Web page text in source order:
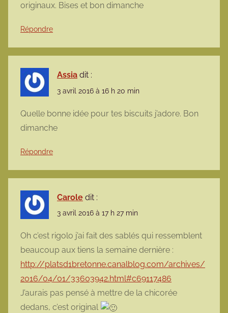
originaux. Bises et bon dimanche
Répondre
Assia dit :
3 avril 2016 à 16 h 20 min
Quelle bonne idée pour tes biscuits j’adore. Bon
dimanche
Répondre
Carole dit :
3 avril 2016 à 17 h 27 min
Oh c’est rigolo j’ai fait des sablés qui ressemblent
beaucoup aux tiens la semaine dernière :
http://platsd1bretonne.canalblog.com/archives/
2016/04/01/33603942.html#c69117486
J’aurais pas pensé à mettre de la chicorée
dedans, c’est original